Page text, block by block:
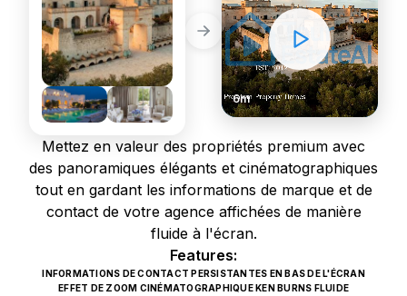
6m
Mettez en valeur des propriétés premium avec
des panoramiques élégants et cinématographiques
tout en gardant les informations de marque et de
contact de votre agence affichées de manière
fluide à l'écran.
Features:
INFORMATIONS DE CONTACT PERSISTANTES EN BAS DE L'ÉCRAN
EFFET DE ZOOM CINÉMATOGRAPHIQUE KEN BURNS FLUIDE